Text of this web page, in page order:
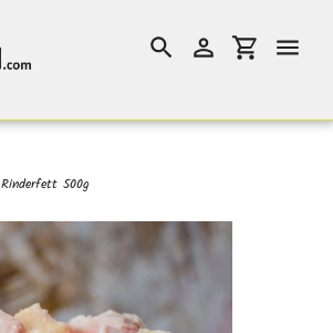
SuchenEinloggen
Rinderfett 500g